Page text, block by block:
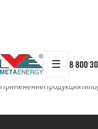
☰ 8 800
← Продукция/
ПрименениеПродукция